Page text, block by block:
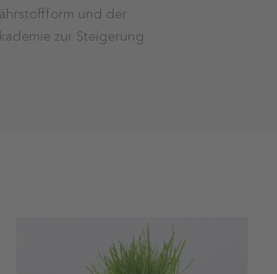
und der
zur Steigerung